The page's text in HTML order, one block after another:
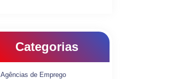
Categorias
Agências de Emprego